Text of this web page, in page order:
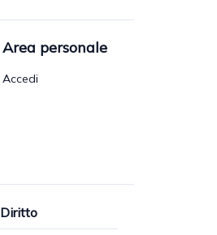
Area personale
Accedi
Diritto